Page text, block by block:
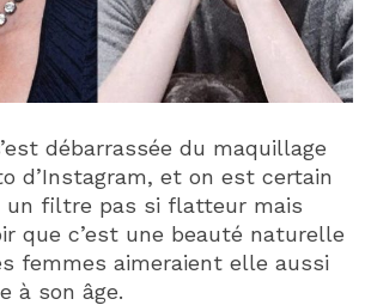
débarrassée du maquillage
d’Instagram, et on est certain
un filtre pas si flatteur mais
que c’est une beauté naturelle
femmes aimeraient elle aussi
à son âge.